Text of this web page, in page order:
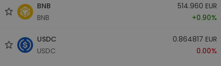
BNB
BNB
514.960 EUR
+0.90%
USDC
USDC
0.864817 EUR
0.00%